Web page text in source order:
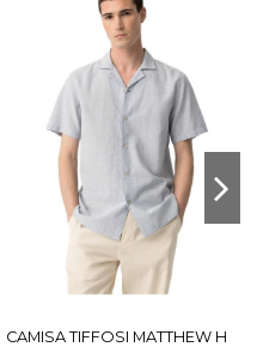
CAMISA TIFFOSI MATTHEW H